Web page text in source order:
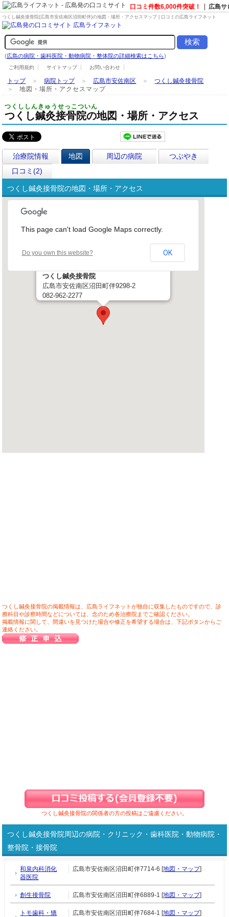
口コミ件数6,000件突破！ 広島サ
つくし鍼灸接骨院(広島市安佐南区沼田町伴)の地図・場所・アクセスマップ | 口コミの広島ライフネット
(広島の病院・歯科医院・動物病院・整体院の詳細検索はこちら)
ご利用規約 サイトマップ お問い合わせ
トップ＞病院トップ＞ 広島市安佐南区 ＞つくし鍼灸接骨院
＞地図・場所・アクセスマップ
つくししんきゅうせっこついん
つくし鍼灸接骨院の地図・場所・アクセス
治療院情報 地図 周辺の病院
つぶやき
口コミ(2)
つくし鍼灸接骨院の地図・場所・アクセス
つくし鍼灸接骨院
広島市安佐南区沼田町伴9298-2
082-962-2277
This page can't load Google Maps correctly.
Do you own this website? OK
つくし鍼灸接骨院の掲載情報は、広島ライフネットが独自に収集したものですので、診
療科目や診察時間などについては、念のため各治療院までご確認ください。
掲載情報に関して、間違いを見つけた場合や修正を希望する場合は、下記ボタンからご
連絡ください。
つくし鍼灸接骨院の関係者の方の投稿はご遠慮ください。
つくし鍼灸接骨院周辺の病院・クリニック・歯科医院・動物病院・
整骨院・接骨院
和泉内科消化
器医院
広島市安佐南区沼田町伴7714-6 [地図・マップ]
創生接骨院 広島市安佐南区沼田町伴6889-1 [地図・マップ]
トモ歯科・矯 広島市安佐南区沼田町伴7684-1 [地図・マップ]